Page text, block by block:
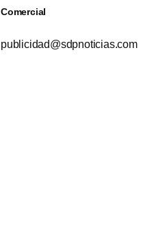
Comercial
publicidad@sdpnoticias.com